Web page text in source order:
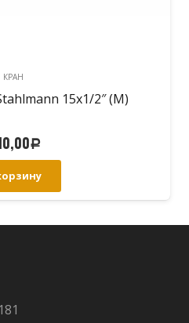
КРАН
15х1/2″ (М)
Р